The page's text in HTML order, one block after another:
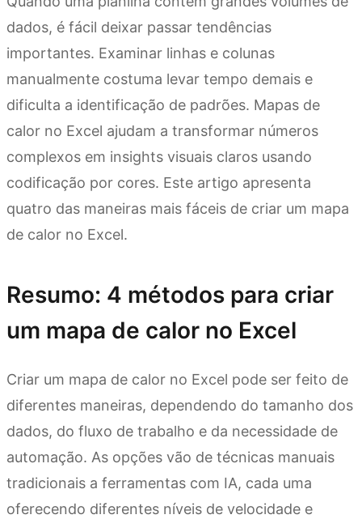
dados, é fácil deixar passar tendências
importantes. Examinar linhas e colunas
manualmente costuma levar tempo demais e
dificulta a identificação de padrões. Mapas de
calor no Excel ajudam a transformar números
complexos em insights visuais claros usando
codificação por cores. Este artigo apresenta
quatro das maneiras mais fáceis de criar um mapa
de calor no Excel.
Resumo: 4 métodos para criar
um mapa de calor no Excel
Criar um mapa de calor no Excel pode ser feito de
diferentes maneiras, dependendo do tamanho dos
dados, do fluxo de trabalho e da necessidade de
automação. As opções vão de técnicas manuais
tradicionais a ferramentas com IA, cada uma
oferecendo diferentes níveis de velocidade e